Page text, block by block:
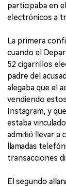
participaba en
electrónicos a
La primera
cuando el
52 cigarrillos
padre del
alegaba que el
vendiendo
Instagram, y
estaba
admitió llevar a
llamadas
transacciones
El segundo